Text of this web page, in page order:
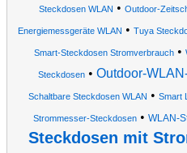
Steckdosen WLAN • Outdoor-
Energiemessgeräte WLAN • Tuya
Smart-Steckdosen Stromverbrauch•
Steckdosen• Outdoor-
Schaltbare Steckdosen WLAN • Smart
Strommesser-Steckdosen • WLAN-
Steckdosen mit